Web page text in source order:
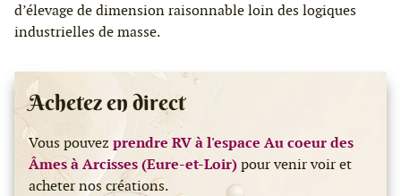
d’élevage de dimension raisonnable loin des logiques
industrielles de masse.
Achetez en direct
Vous pouvez prendre RV à l'espace Au coeur des
Âmes à Arcisses (Eure-et-Loir)pour venir voir et
acheter nos créations.